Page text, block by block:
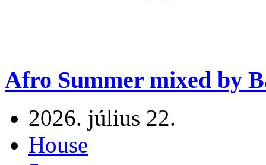
Afro Summer mixed by
2026. július 22.
House